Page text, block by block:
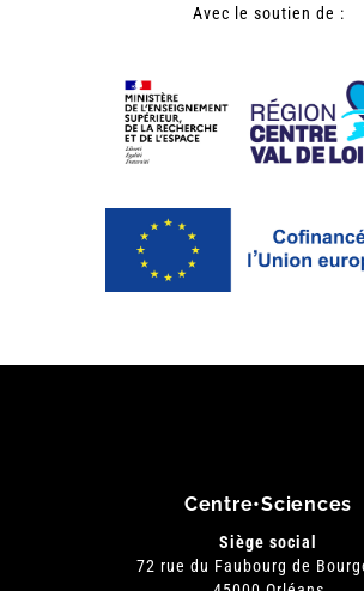
Avec le soutien de :
Centre•Sciences
Siège social
72 rue du Faubourg de